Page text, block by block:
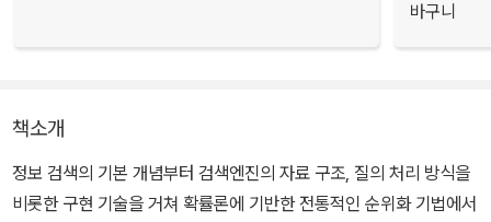
바구니
책소개
정보 검색의 기본 개념부터 검색엔진의 자료 구조, 질의 처리 방식을
비롯한 구현 기술을 거쳐 확률론에 기반한 전통적인 순위화 기법에서